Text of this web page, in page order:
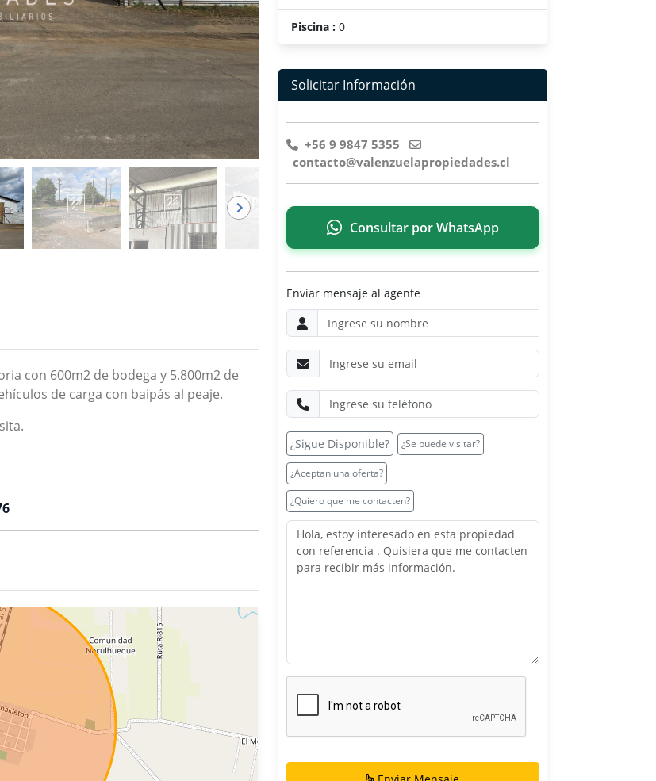
con 600m2 de bodega y 5.800m2 de
de carga con baipás al peaje.
Piscina :0
Solicitar Información
+56 9 9847 5355
contacto@valenzuelapropiedades.cl
Consultar por WhatsApp
Enviar mensaje al agente
¿Sigue Disponible? ¿Se puede visitar?
¿Aceptan una oferta?
¿Quiero que me contacten?